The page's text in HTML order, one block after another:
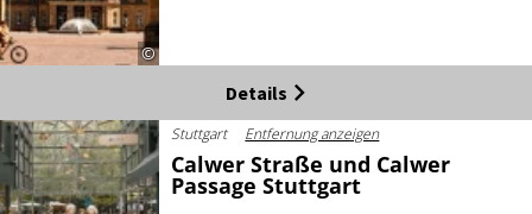
©
Details
Stuttgart Entfernung anzeigen
Calwer Straße und Calwer
Passage Stuttgart